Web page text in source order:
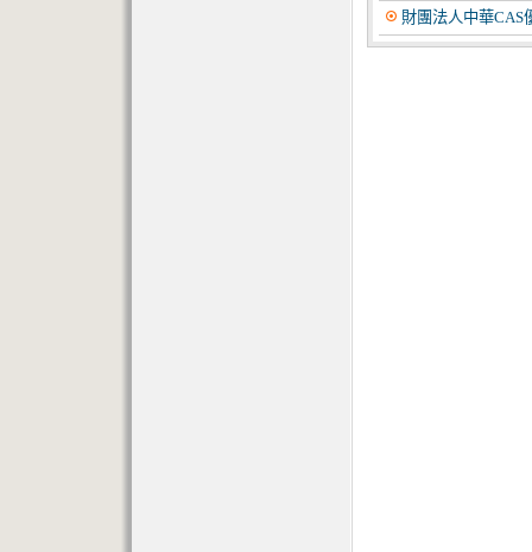
財團法人中華CAS